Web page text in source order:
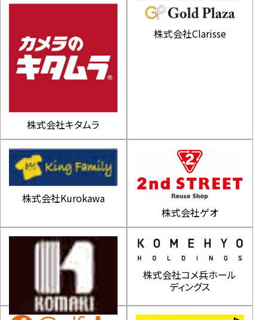
株式会社買取王国
株式会社キタムラ
株式会社Clarisse
株式会社Kurokawa
株式会社ゲオ
株式会社コメ兵ホール
ディングス